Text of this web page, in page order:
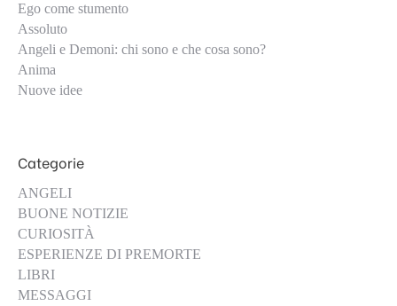
Ego come stumento
Assoluto
Angeli e Demoni: chi sono e che cosa sono?
Anima
Nuove idee
Categorie
ANGELI
BUONE NOTIZIE
CURIOSITÀ
ESPERIENZE DI PREMORTE
LIBRI
MESSAGGI